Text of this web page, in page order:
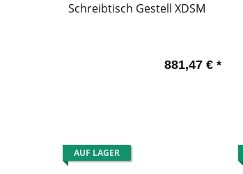
Schreibtisch Gestell XDSM
881,47 € *
AUF LAGER